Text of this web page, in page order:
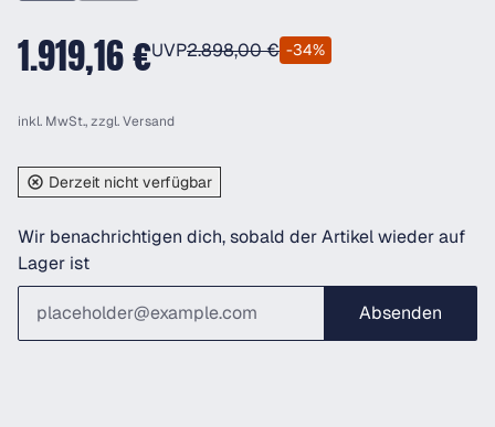
1.919,16 €UVP2.898,00 € -34%
inkl. MwSt., zzgl.Versand
Derzeit nicht verfügbar
Wir benachrichtigen dich, sobald der Artikel wieder auf
Lager ist
Absenden